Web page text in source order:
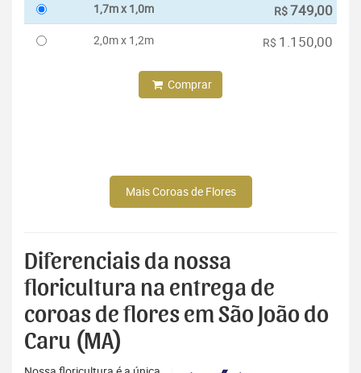
1,7m x 1,0m R$749,00
2,0m x 1,2m R$ 1.150,00
Comprar
Mais Coroas de Flores
Diferenciais da nossa
floricultura na entrega de
coroas de flores em São João do
Caru (MA)